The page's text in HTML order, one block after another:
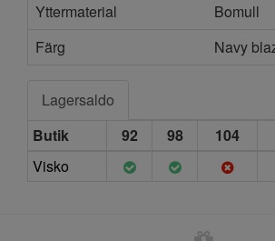
Yttermaterial
Bomull
Färg
Navy
Lagersaldo
Butik
92 98 104
Visko